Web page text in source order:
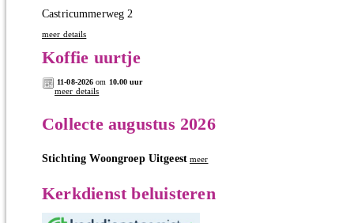
Castricummerweg 2
meer details
Koffie uurtje
11-08-2026 om 10.00 uur
meer details
Collecte augustus 2026
Stichting Woongroep Uitgeest meer
Kerkdienst beluisteren